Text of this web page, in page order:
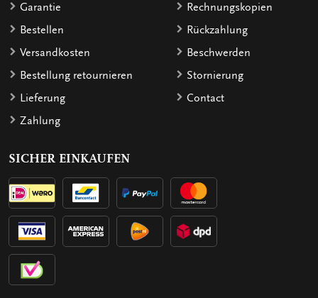
Garantie
Bestellen
Versandkosten
Bestellung retournieren
Lieferung
Zahlung
Rechnungskopien
Rückzahlung
Beschwerden
Stornierung
Contact
SICHER EINKAUFEN